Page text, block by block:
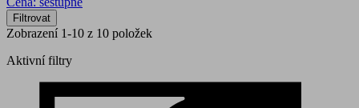
Filtrovat
Zobrazení 1-10 z 10 položek
Aktivní filtry